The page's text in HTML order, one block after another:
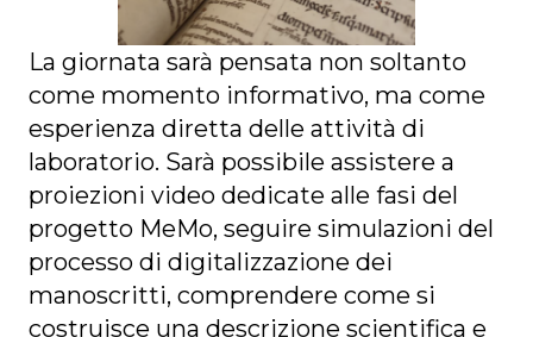
La giornata sarà pensata non soltanto
come momento informativo, ma come
esperienza diretta delle attività di
laboratorio. Sarà possibile assistere a
proiezioni video dedicate alle fasi del
progetto MeMo, seguire simulazioni del
processo di digitalizzazione dei
manoscritti, comprendere come si
costruisce una descrizione scientifica e